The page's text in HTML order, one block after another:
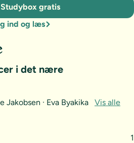
1
i det nære
Jakobsen · Eva Byakika Vis alle
gratis
ind og læs